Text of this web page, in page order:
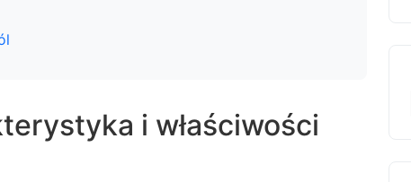
i właściwości